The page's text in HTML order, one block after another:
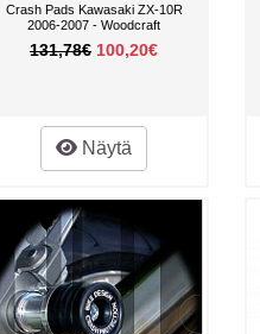
Crash Pads Kawasaki ZX-10R
2006-2007 - Woodcraft
131,78€ 100,20€
Näytä